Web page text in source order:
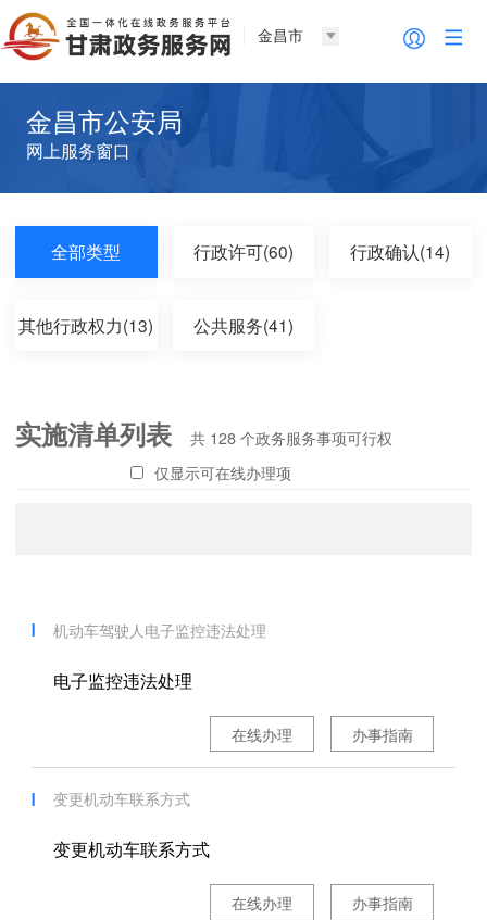
金昌市
金昌市公安局
网上服务窗口
全部类型 行政许可(60) 行政确认(14)
其他行政权力(13) 公共服务(41)
实施清单列表 共 128 个政务服务事项可行权
仅显示可在线办理项
机动车驾驶人电子监控违法处理
电子监控违法处理
办事指南
在线办理
变更机动车联系方式
变更机动车联系方式
办事指南
在线办理